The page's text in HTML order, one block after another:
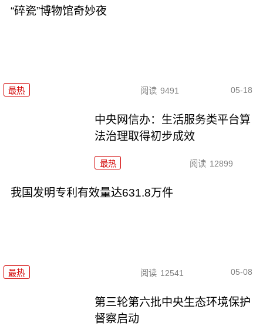
“碎瓷”博物馆奇妙夜
最热 阅读 9491 05-18
中央网信办：生活服务类平台算
法治理取得初步成效
最热 阅读 12899
我国发明专利有效量达631.8万件
最热 阅读 12541 05-08
第三轮第六批中央生态环境保护
督察启动